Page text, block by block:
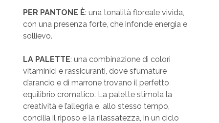
PER PANTONE È: una tonalità floreale vivida,
con una presenza forte, che infonde energia e
sollievo.
LA PALETTE: una combinazione di colori
vitaminici e rassicuranti, dove sfumature
d’arancio e di marrone trovano il perfetto
equilibrio cromatico. La palette stimola la
creatività e l’allegria e, allo stesso tempo,
concilia il riposo e la rilassatezza, in un ciclo